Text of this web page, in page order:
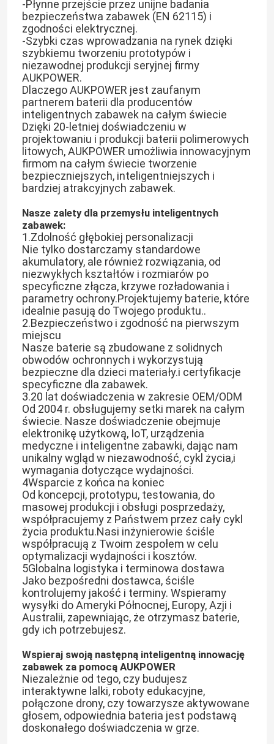
Do domu
Produkty
Filmy
O nas
Wycieczka po fabryce
Kontrola jakości
Poproś o wycenę
Bateria litowo-polimerowa
Niestandardowa bateria LiPo
Mała bateria LiPo
Akumulator LiPo do ładowania
Bateria Ultra Thin Lipo
Ładowarki do baterii litowych
Komórki litowo-jonowe
Ogniwo akumulatorowe Lifepo4
-Płynne przejście przez unijne badania
bezpieczeństwa zabawek (EN 62115) i
zgodności elektrycznej.
-Szybki czas wprowadzania na rynek dzięki
szybkiemu tworzeniu prototypów i
niezawodnej produkcji seryjnej firmy
AUKPOWER.
Dlaczego AUKPOWER jest zaufanym
partnerem baterii dla producentów
inteligentnych zabawek na całym świecie
Dzięki 20-letniej doświadczeniu w
projektowaniu i produkcji baterii polimerowych
litowych, AUKPOWER umożliwia innowacyjnym
firmom na całym świecie tworzenie
bezpieczniejszych, inteligentniejszych i
bardziej atrakcyjnych zabawek.
Nasze zalety dla przemysłu inteligentnych
zabawek:
1.Zdolność głębokiej personalizacji
Nie tylko dostarczamy standardowe
akumulatory, ale również rozwiązania, od
niezwykłych kształtów i rozmiarów po
specyficzne złącza, krzywe rozładowania i
parametry ochrony.Projektujemy baterie, które
idealnie pasują do Twojego produktu..
2.Bezpieczeństwo i zgodność na pierwszym
miejscu
Nasze baterie są zbudowane z solidnych
obwodów ochronnych i wykorzystują
bezpieczne dla dzieci materiały.i certyfikacje
specyficzne dla zabawek.
3.20 lat doświadczenia w zakresie OEM/ODM
Od 2004 r. obsługujemy setki marek na całym
świecie. Nasze doświadczenie obejmuje
elektronikę użytkową, IoT, urządzenia
medyczne i inteligentne zabawki, dając nam
unikalny wgląd w niezawodność, cykl życia,i
wymagania dotyczące wydajności.
4Wsparcie z końca na koniec
Od koncepcji, prototypu, testowania, do
masowej produkcji i obsługi posprzedaży,
współpracujemy z Państwem przez cały cykl
życia produktu.Nasi inżynierowie ściśle
współpracują z Twoim zespołem w celu
optymalizacji wydajności i kosztów.
5Globalna logistyka i terminowa dostawa
Jako bezpośredni dostawca, ściśle
kontrolujemy jakość i terminy. Wspieramy
wysyłki do Ameryki Północnej, Europy, Azji i
Australii, zapewniając, że otrzymasz baterie,
gdy ich potrzebujesz.
Wspieraj swoją następną inteligentną innowację
zabawek za pomocą AUKPOWER
Niezależnie od tego, czy budujesz
interaktywne lalki, roboty edukacyjne,
połączone drony, czy towarzysze aktywowane
głosem, odpowiednia bateria jest podstawą
doskonałego doświadczenia w grze.